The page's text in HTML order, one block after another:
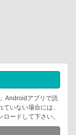
Androidアプリで読
いない場合には、
ードして下さい。